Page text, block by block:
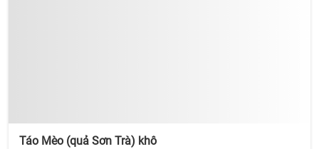
Táo Mèo (quả Sơn Trà) khô